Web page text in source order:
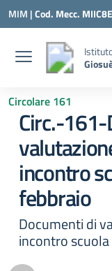
Vai ai contenuti
Vai al menu di
Vai al footer
MIM |Cod. Mecc.
0331547307 |
Circolare 161
Circ.-
incontro
febbraio
Documenti di
incontro